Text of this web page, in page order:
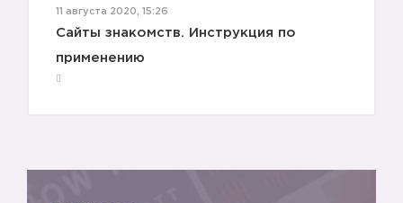
11 августа 2020, 15:26
Сайты знакомств. Инструкция по
применению